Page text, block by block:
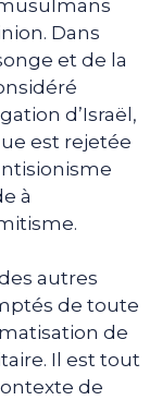
Dans
et de la
d’Israël,
est rejetée
à
autres
de toute
de
Il est tout
de